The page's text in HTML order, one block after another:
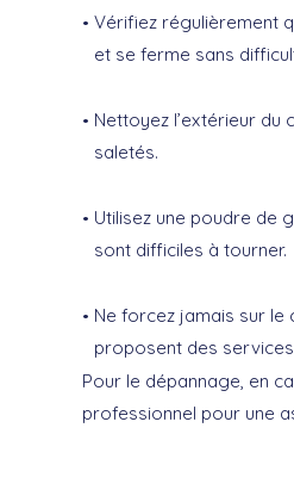
Vérifiez régulièrement
et se ferme sans
Nettoyez l’extérieur du
saletés.
Utilisez une poudre de
sont difficiles à tourner.
Ne forcez jamais sur le
proposent des
Pour le dépannage, en
professionnel pour une